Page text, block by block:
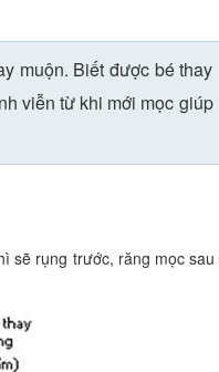
muộn. Biết được bé thay
viễn từ khi mới mọc giúp
sẽ rụng trước, răng mọc sau